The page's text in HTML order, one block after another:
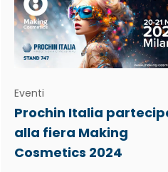
Eventi
Prochin Italia
alla fiera Making
Cosmetics 2024